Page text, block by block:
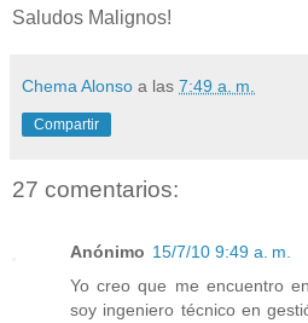
Saludos Malignos!
Chema Alonso a las 7:49 a. m.
Compartir
27 comentarios:
Anónimo 15/7/10 9:49 a. m.
Yo creo que me encuentro
soy ingeniero técnico en